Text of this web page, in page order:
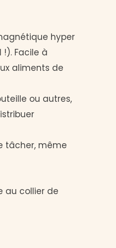
hyper
Facile à
aliments de
ou autres,
tâcher, même
au collier de